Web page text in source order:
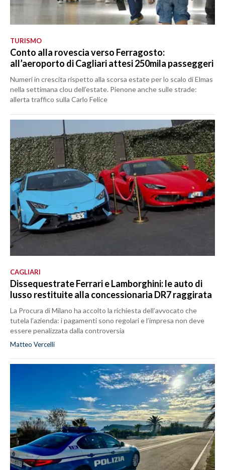
TURISMO
Conto alla rovescia verso Ferragosto:
all’aeroporto di Cagliari attesi 250mila passeggeri
Numeri in crescita rispetto alla scorsa estate per lo scalo di Elmas
nella settimana clou dell’estate. Pienone anche sulle strade:
allerta traffico sulla Carlo Felice
CAGLIARI
Dissequestrate Ferrari e Lamborghini: le auto di
lusso restituite alla concessionaria DR7 raggirata
La Procura di Milano ha accolto la richiesta dell’avvocato che
tutela l’azienda: i pagamenti sono regolari e l’impresa non deve
essere penalizzata dalla controversia
Matteo Vercelli